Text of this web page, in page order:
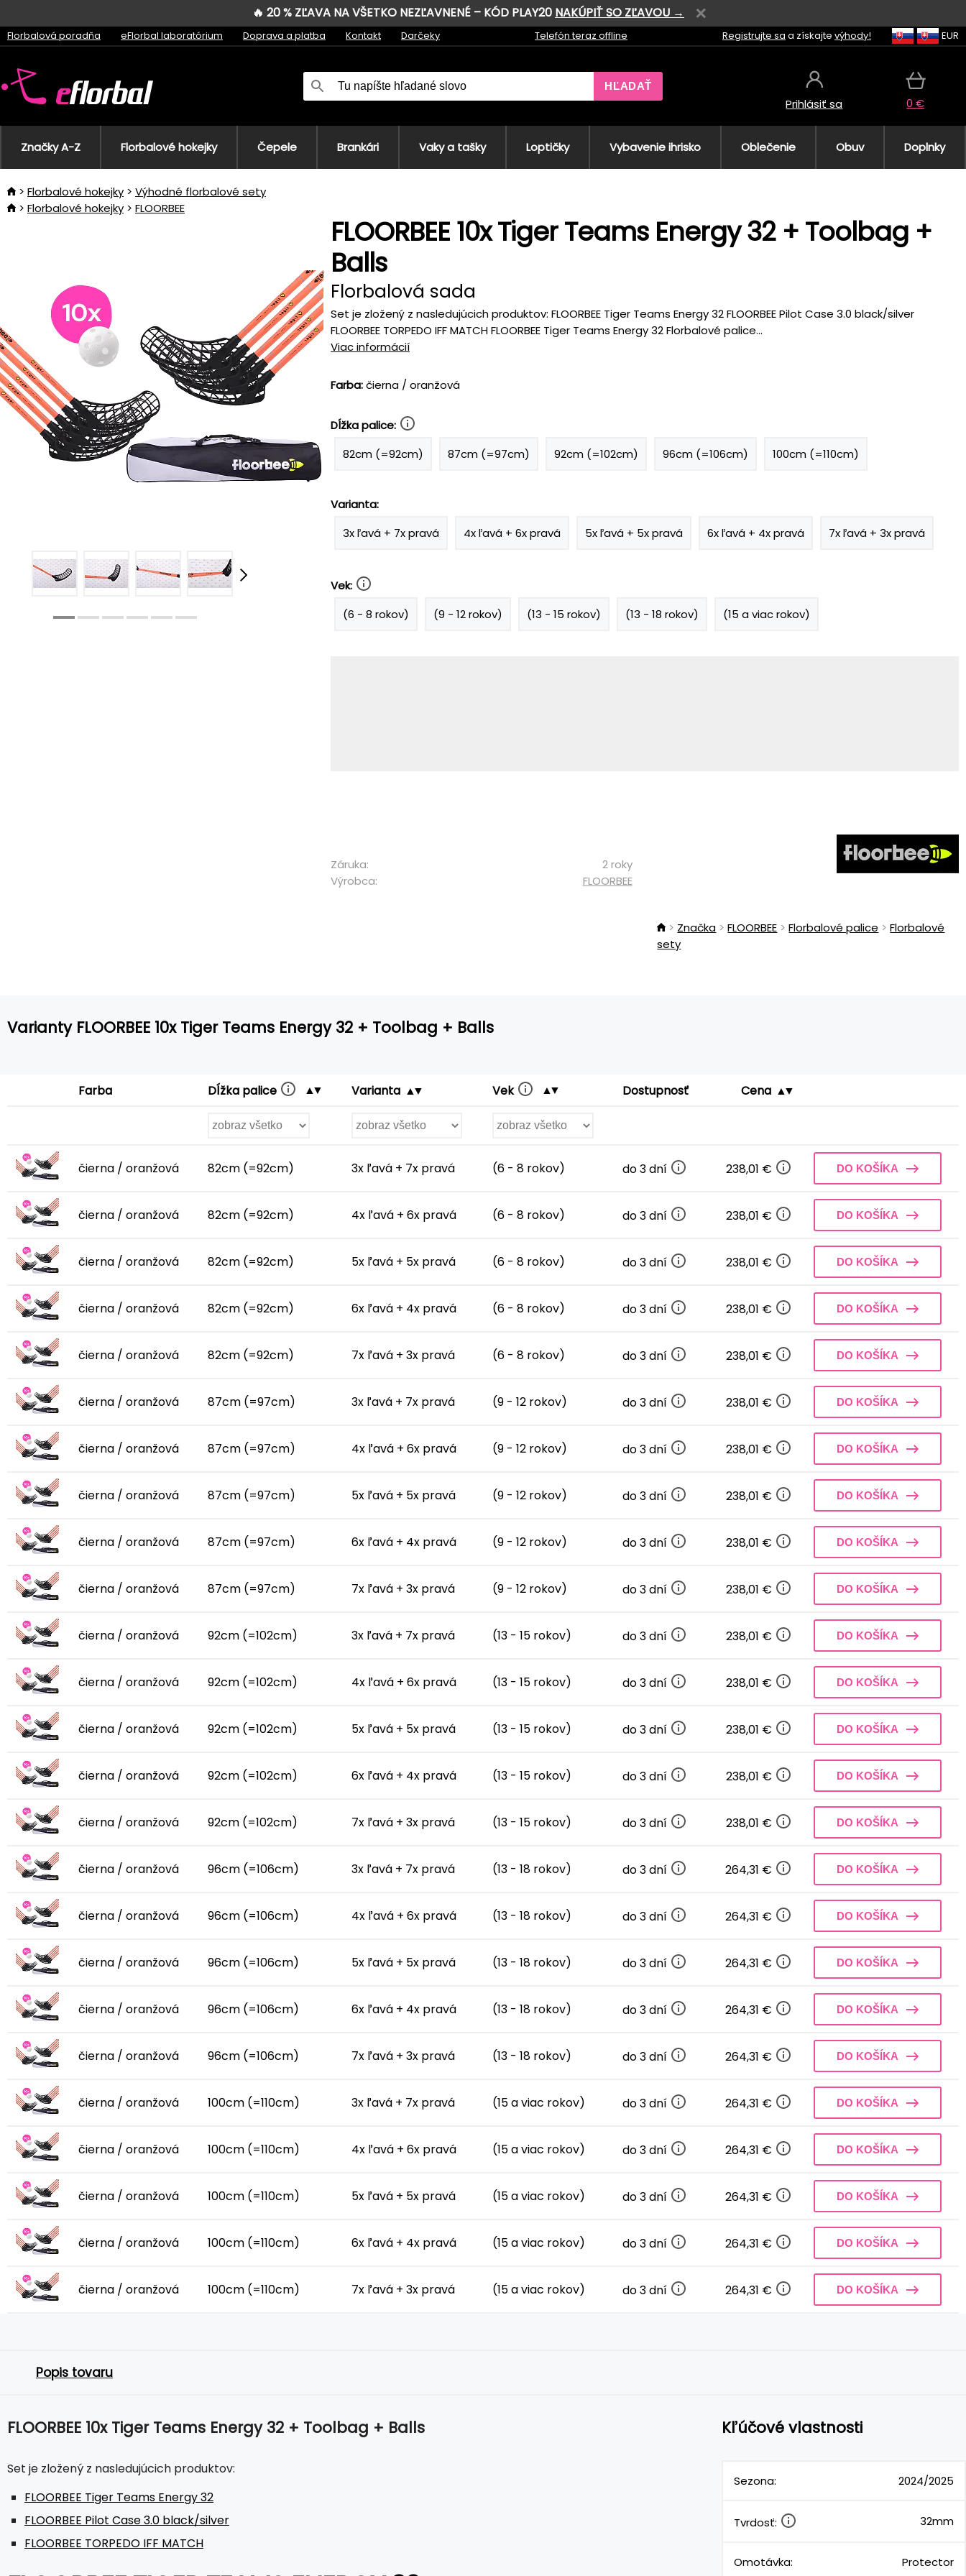
🔥 20 % ZĽAVA NA VŠETKO NEZĽAVNENÉ – KÓD PLAY20 NAKÚPIŤ SO ZĽAVOU →
Florbalová poradňa eFlorbal laboratórium Doprava a platba Kontakt Darčeky Telefón teraz offline Registrujte sa a získajte výhody! EUR
HĽADAŤ
Prihlásiť sa 0 €
Značky A-Z Florbalové hokejky Čepele Brankári Vaky a tašky Loptičky Vybavenie ihrisko Oblečenie Obuv Doplnky
Florbalové hokejky
Výhodné florbalové sety
Florbalové hokejky
FLOORBEE
FLOORBEE 10x Tiger Teams Energy 32 + Toolbag +
Balls
Florbalová sada
Set je zložený z nasledujúcich produktov: FLOORBEE Tiger Teams Energy 32 FLOORBEE Pilot Case 3.0 black/silver
FLOORBEE TORPEDO IFF MATCH FLOORBEE Tiger Teams Energy 32 Florbalové palice...
Viac informácií
Farba:čierna / oranžová
Dĺžka palice:
82cm (=92cm)
87cm (=97cm) 92cm (=102cm) 96cm (=106cm) 100cm (=110cm)
Varianta:
3x ľavá + 7x pravá
4x ľavá + 6x pravá 5x ľavá + 5x pravá 6x ľavá + 4x pravá 7x ľavá + 3x pravá
Vek:
(6 - 8 rokov)
(9 - 12 rokov) (13 - 15 rokov) (13 - 18 rokov) (15 a viac rokov)
Záruka:
2 roky
Výrobca:
FLOORBEE
Značka FLOORBEE Florbalové palice
Florbalové
sety
Varianty FLOORBEE 10x Tiger Teams Energy 32 + Toolbag + Balls
Farba Dĺžka palice Varianta Vek Dostupnosť Cena
čierna / oranžová 82cm (=92cm) 3x ľavá + 7x pravá (6 - 8 rokov) do 3 dní 238,01 € DO KOŠÍKA
čierna / oranžová 82cm (=92cm) 4x ľavá + 6x pravá (6 - 8 rokov) do 3 dní 238,01 € DO KOŠÍKA
čierna / oranžová 82cm (=92cm) 5x ľavá + 5x pravá (6 - 8 rokov) do 3 dní 238,01 € DO KOŠÍKA
čierna / oranžová 82cm (=92cm) 6x ľavá + 4x pravá (6 - 8 rokov) do 3 dní 238,01 € DO KOŠÍKA
čierna / oranžová 82cm (=92cm) 7x ľavá + 3x pravá (6 - 8 rokov) do 3 dní 238,01 € DO KOŠÍKA
čierna / oranžová 87cm (=97cm) 3x ľavá + 7x pravá (9 - 12 rokov) do 3 dní 238,01 € DO KOŠÍKA
čierna / oranžová 87cm (=97cm) 4x ľavá + 6x pravá (9 - 12 rokov) do 3 dní 238,01 € DO KOŠÍKA
čierna / oranžová 87cm (=97cm) 5x ľavá + 5x pravá (9 - 12 rokov) do 3 dní 238,01 € DO KOŠÍKA
čierna / oranžová 87cm (=97cm) 6x ľavá + 4x pravá (9 - 12 rokov) do 3 dní 238,01 € DO KOŠÍKA
čierna / oranžová 87cm (=97cm) 7x ľavá + 3x pravá (9 - 12 rokov) do 3 dní 238,01 € DO KOŠÍKA
čierna / oranžová 92cm (=102cm) 3x ľavá + 7x pravá (13 - 15 rokov) do 3 dní 238,01 € DO KOŠÍKA
čierna / oranžová 92cm (=102cm) 4x ľavá + 6x pravá (13 - 15 rokov) do 3 dní 238,01 € DO KOŠÍKA
čierna / oranžová 92cm (=102cm) 5x ľavá + 5x pravá (13 - 15 rokov) do 3 dní 238,01 € DO KOŠÍKA
čierna / oranžová 92cm (=102cm) 6x ľavá + 4x pravá (13 - 15 rokov) do 3 dní 238,01 € DO KOŠÍKA
čierna / oranžová 92cm (=102cm) 7x ľavá + 3x pravá (13 - 15 rokov) do 3 dní 238,01 € DO KOŠÍKA
čierna / oranžová 96cm (=106cm) 3x ľavá + 7x pravá (13 - 18 rokov) do 3 dní 264,31 € DO KOŠÍKA
čierna / oranžová 96cm (=106cm) 4x ľavá + 6x pravá (13 - 18 rokov) do 3 dní 264,31 € DO KOŠÍKA
čierna / oranžová 96cm (=106cm) 5x ľavá + 5x pravá (13 - 18 rokov) do 3 dní 264,31 € DO KOŠÍKA
čierna / oranžová 96cm (=106cm) 6x ľavá + 4x pravá (13 - 18 rokov) do 3 dní 264,31 € DO KOŠÍKA
čierna / oranžová 96cm (=106cm) 7x ľavá + 3x pravá (13 - 18 rokov) do 3 dní 264,31 € DO KOŠÍKA
čierna / oranžová 100cm (=110cm) 3x ľavá + 7x pravá (15 a viac rokov) do 3 dní 264,31 € DO KOŠÍKA
čierna / oranžová 100cm (=110cm) 4x ľavá + 6x pravá (15 a viac rokov) do 3 dní 264,31 € DO KOŠÍKA
čierna / oranžová 100cm (=110cm) 5x ľavá + 5x pravá (15 a viac rokov) do 3 dní 264,31 € DO KOŠÍKA
čierna / oranžová 100cm (=110cm) 6x ľavá + 4x pravá (15 a viac rokov) do 3 dní 264,31 € DO KOŠÍKA
čierna / oranžová 100cm (=110cm) 7x ľavá + 3x pravá (15 a viac rokov) do 3 dní 264,31 € DO KOŠÍKA
Popis tovaru
FLOORBEE 10x Tiger Teams Energy 32 + Toolbag + Balls
Set je zložený z nasledujúcich produktov:
FLOORBEE Tiger Teams Energy 32
FLOORBEE Pilot Case 3.0 black/silver
FLOORBEE TORPEDO IFF MATCH
Kľúčové vlastnosti
Sezona: 2024/2025
Tvrdosť: 32mm
Omotávka: Protector